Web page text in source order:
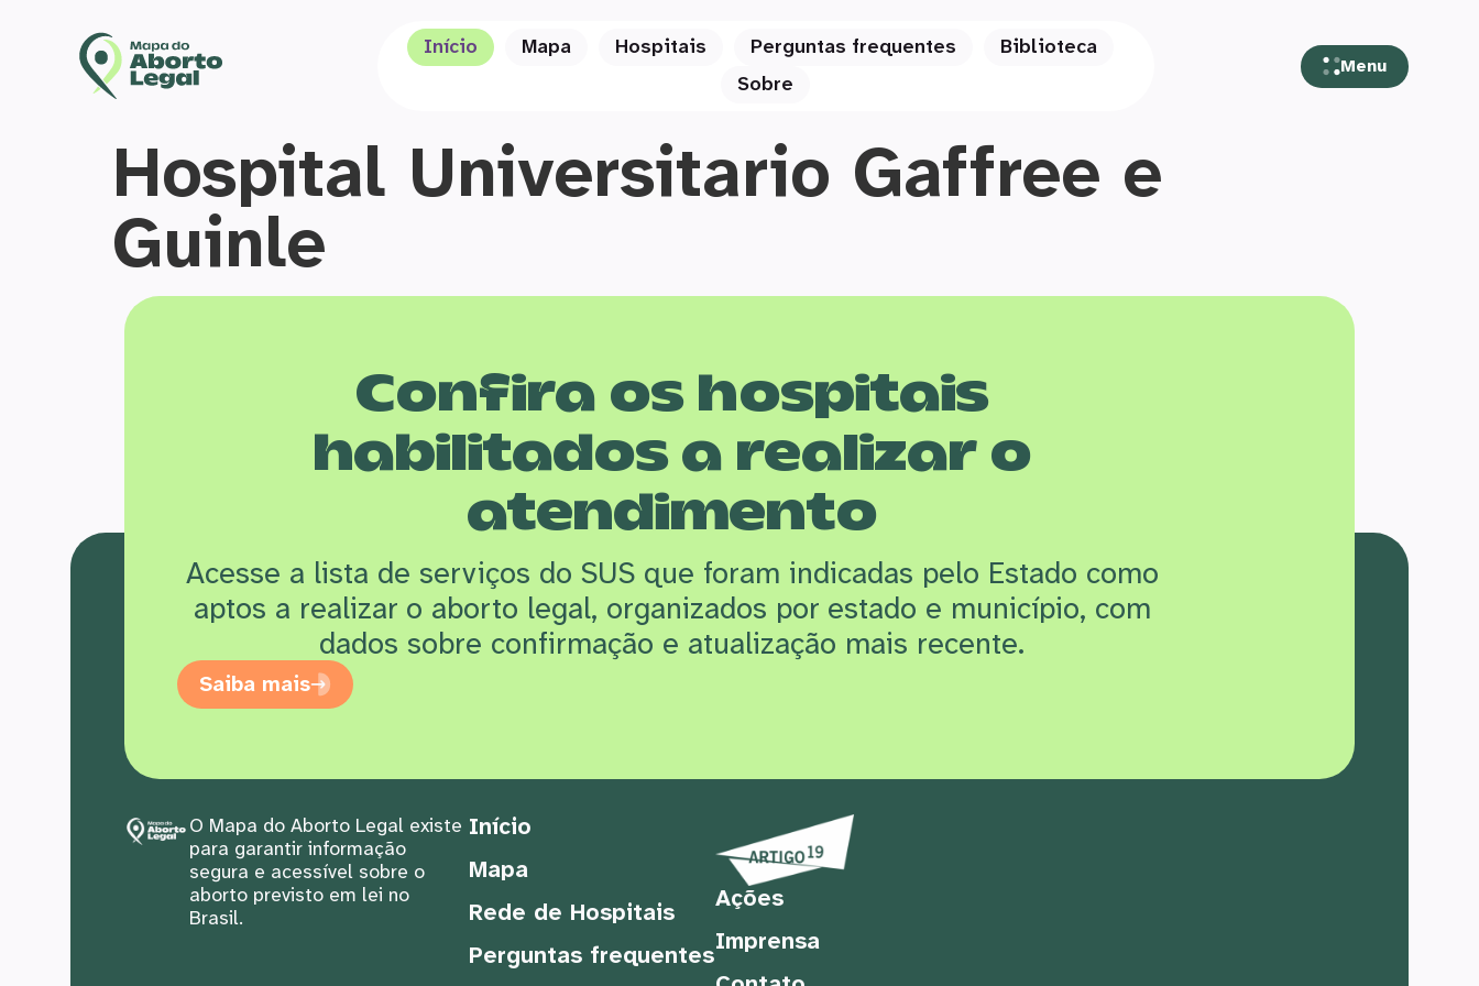
Início Mapa Hospitais Perguntas frequentes
Biblioteca
Sobre
Menu
Hospital Universitario Gaffree e
Guinle
Confira os hospitais
habilitados a realizar o
atendimento
Acesse a lista de serviços do SUS que foram indicadas pelo Estado como
aptos a realizar o aborto legal, organizados por estado e município, com
dados sobre confirmação e atualização mais recente.
Saiba mais
O Mapa do Aborto Legal existe
para garantir informação
segura e acessível sobre o
aborto previsto em lei no
Brasil.
Início
Mapa
Rede de Hospitais
Perguntas frequentes
Ações
Imprensa